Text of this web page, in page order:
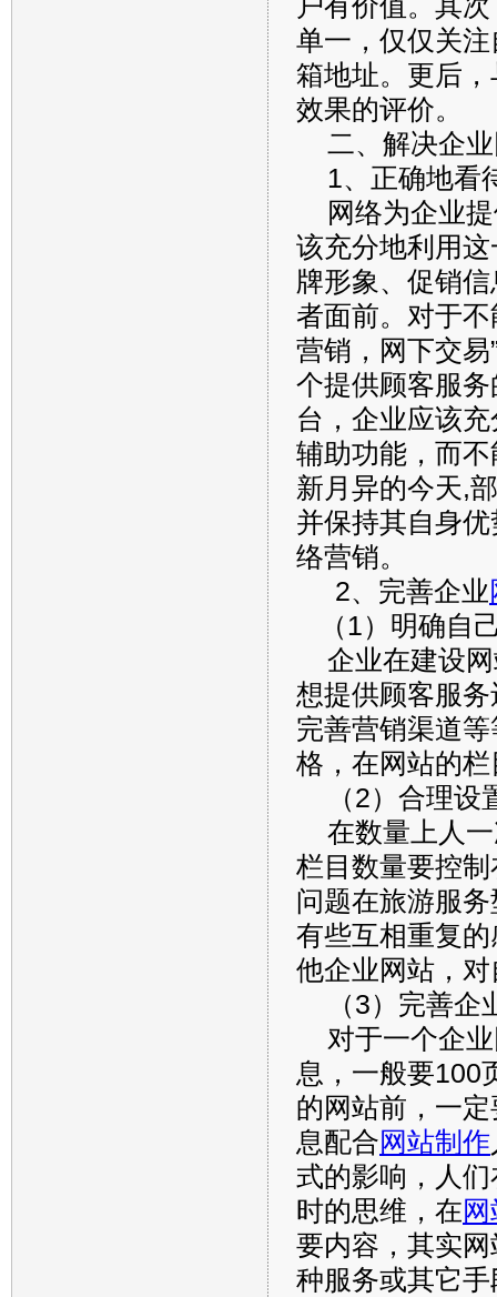
单一，仅仅关
箱地址。更后
效果的评价。
二、解决企业
1、正确地看
网络为企业提
该充分地利用
牌形象、促销
者面前。对于
营销，网下交
个提供顾客服
台，企业应该
辅助功能，而
新月异的今天,
并保持其自身
络营销。
2、完善企业
（1）明确自
企业在建设网
想提供顾客服
完善营销渠道
格，在网站的
（2）合理设
在数量上人一
栏目数量要控
问题在旅游服
有些互相重复
他企业网站，
（3）完善企
对于一个企业
息，一般要100
的网站前，一
息配合网站制作
式的影响，人
时的思维，在
要内容，其实
种服务或其它